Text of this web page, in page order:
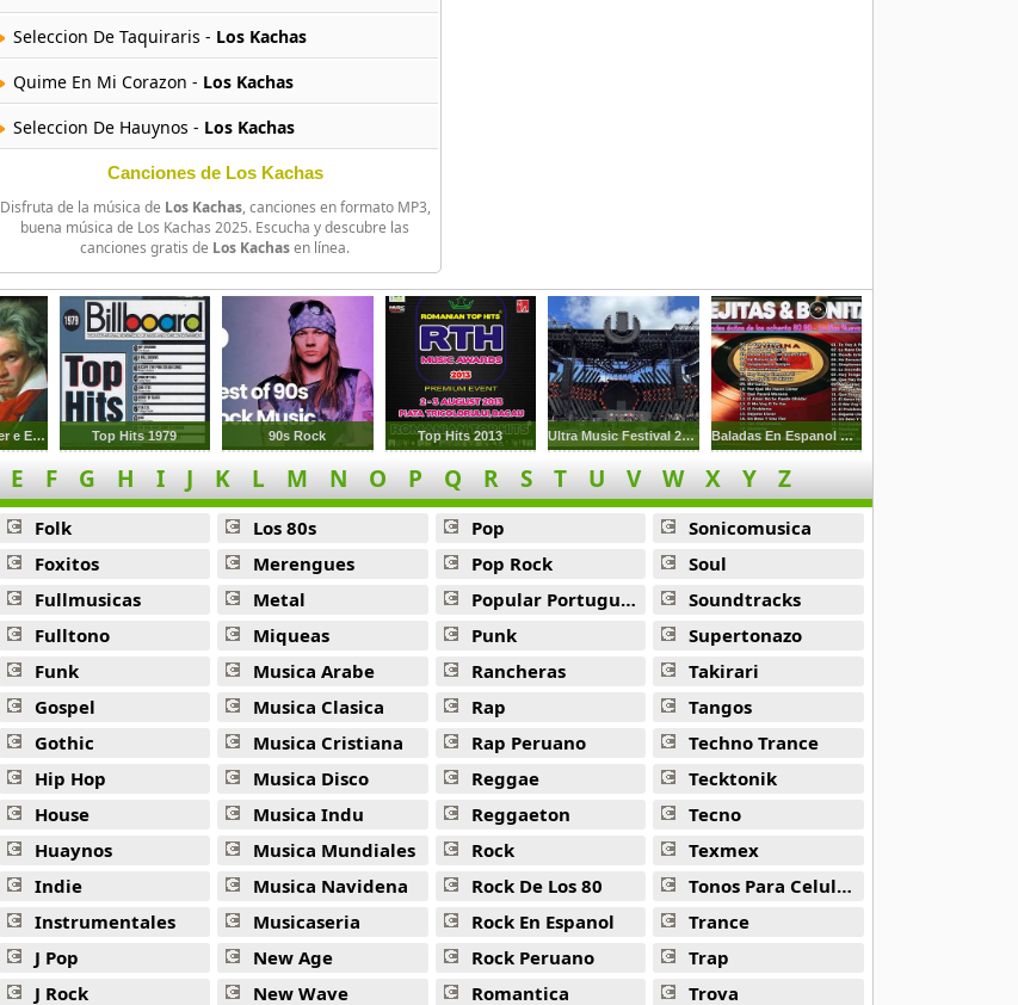
Seleccion De Taquiraris - Los Kachas
Quime En Mi Corazon - Los Kachas
Seleccion De Hauynos - Los Kachas
Los Kachas
Canciones de Los Kachas
Disfruta de la música de Los Kachas, canciones en formato MP3,
buena música de Los Kachas 2025. Escucha y descubre las
canciones gratis de Los Kachasen línea.
Musicas para Leer e Estudiar Top Hits 1979 90s Rock Top Hits 2013 Ultra Music Festival 2023 Baladas En Espanol De Los 60s 70s 80s
E F G H I J K L M N O P Q R S T U V W X Y Z
Folk
Foxitos
Fullmusicas
Fulltono
Funk
Gospel
Gothic
Hip Hop
House
Huaynos
Indie
Instrumentales
J Pop
J Rock
Los 80s
Merengues
Metal
Miqueas
Musica Arabe
Musica Clasica
Musica Cristiana
Musica Disco
Musica Indu
Musica Mundiales
Musica Navidena
Musicaseria
New Age
New Wave
Pop
Pop Rock
Popular Portuguesa
Punk
Rancheras
Rap
Rap Peruano
Reggae
Reggaeton
Rock
Rock De Los 80
Rock En Espanol
Rock Peruano
Romantica
Sonicomusica
Soul
Soundtracks
Supertonazo
Takirari
Tangos
Techno Trance
Tecktonik
Tecno
Texmex
Tonos Para Celulares
Trance
Trap
Trova